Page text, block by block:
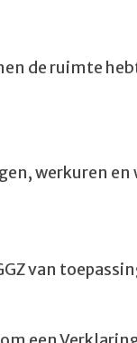
de ruimte
werkuren
van